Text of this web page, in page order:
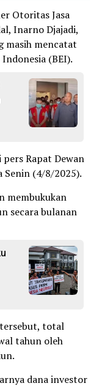
Otoritas Jasa
Inarno Djajadi,
masih mencatat
(BEI).
Rapat Dewan
Senin (4/8/2025).
membukukan
secara bulanan
total
tahun oleh
dana investor